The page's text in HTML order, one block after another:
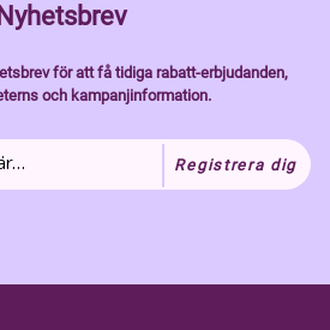
Nyhetsbrev
för att få tidiga rabatt-erbjudanden,
och kampanjinformation.
Registrera dig